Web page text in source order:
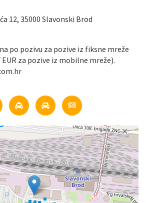
12, 35000 Slavonski Brod
po pozivu za pozive iz fiksne mreže
EUR za pozive iz mobilne mreže).